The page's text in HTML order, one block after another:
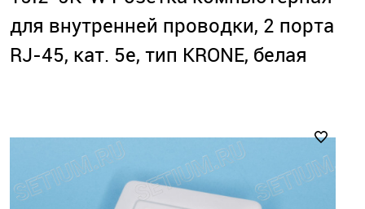
для внутренней проводки, 2 порта
RJ-45, кат. 5е, тип KRONE, белая